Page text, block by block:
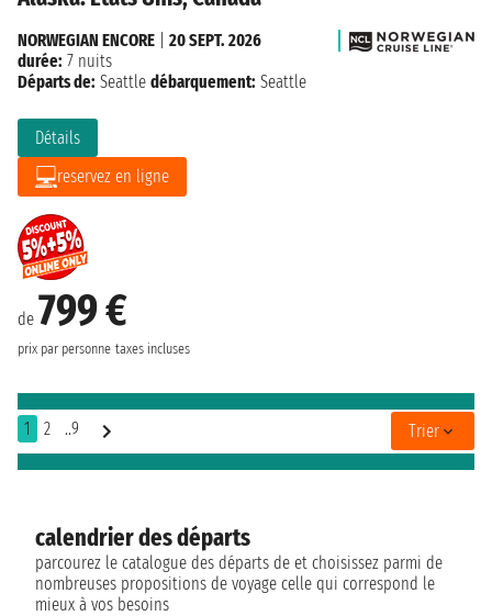
de 799 €
prix par personne taxes incluses
Détails
reservez en ligne
NORWEGIAN ENCORE
20 SEPT. 2026
durée: 7 nuits
Départs de: Seattle débarquement: Seattle
1 2 ..9 Trier
calendrier des départs
parcourez le catalogue des départs de et choisissez parmi de
nombreuses propositions de voyage celle qui correspond le
mieux à vos besoins